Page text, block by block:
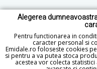
Alegerea
Pentru functionarea in
caracter personal si
Emidale.ro foloseste cookies
si pentru a va putea stoca
acestea vor colecta